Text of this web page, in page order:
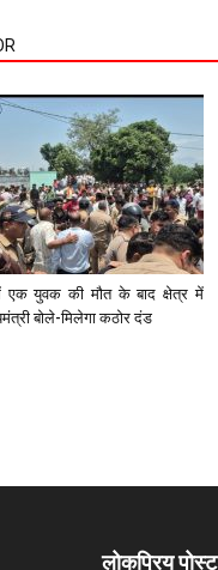
एक युवक की मौत के बाद क्षेत्र में
बोले-मिलेगा कठोर दंड
लोकप्रिय पोस्ट